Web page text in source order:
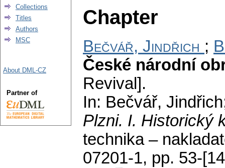
Chapter
Bečvář, Jindřich ;
České národní
Revival].
In: Bečvář,
Plzni. I. Historický
technika –
07201-1, pp. 53-
Collections
Titles
Authors
MSC
About DML-CZ
Partner of